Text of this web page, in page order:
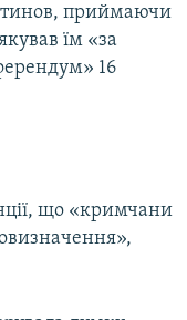
приймаючи
їм «за
16
що «кримчани